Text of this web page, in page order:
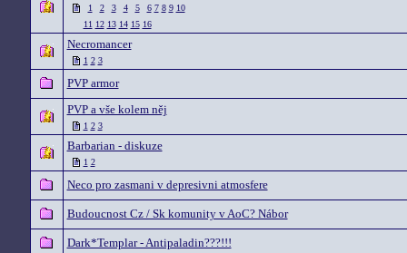
1 2 3 4 5 6 7 8 9 10
11 12 13 14 15 16
Necromancer
1 2 3
PVP armor
PVP a vše kolem něj
1 2 3
Barbarian - diskuze
1 2
Neco pro zasmani v depresivni atmosfere
Budoucnost Cz / Sk komunity v AoC? Nábor
Dark*Templar - Antipaladin???!!!